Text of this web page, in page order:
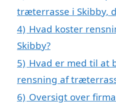
træterrasse i Skibby,
4) Hvad koster
Skibby?
5) Hvad er med til at
rensning af
6) Oversigt over